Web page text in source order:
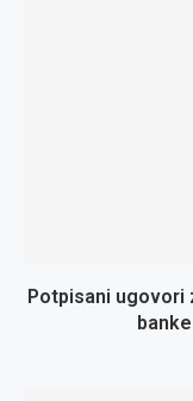
Potpisani ugovori